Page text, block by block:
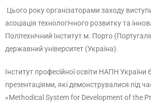
Цього року організаторами заходу
асоціація технологічного розвитку та
Політехнічний Інститут м. Порто
державний університет (Україна).
Інститут професійної освіти НАПН України
презентаціями, які демонструвалися під
«Methodical System for Development of the